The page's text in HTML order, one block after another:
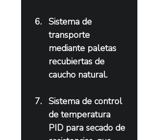
Sistema de
transporte
mediante paletas
recubiertas de
caucho natural.
Sistema de control
de temperatura
PID para secado de